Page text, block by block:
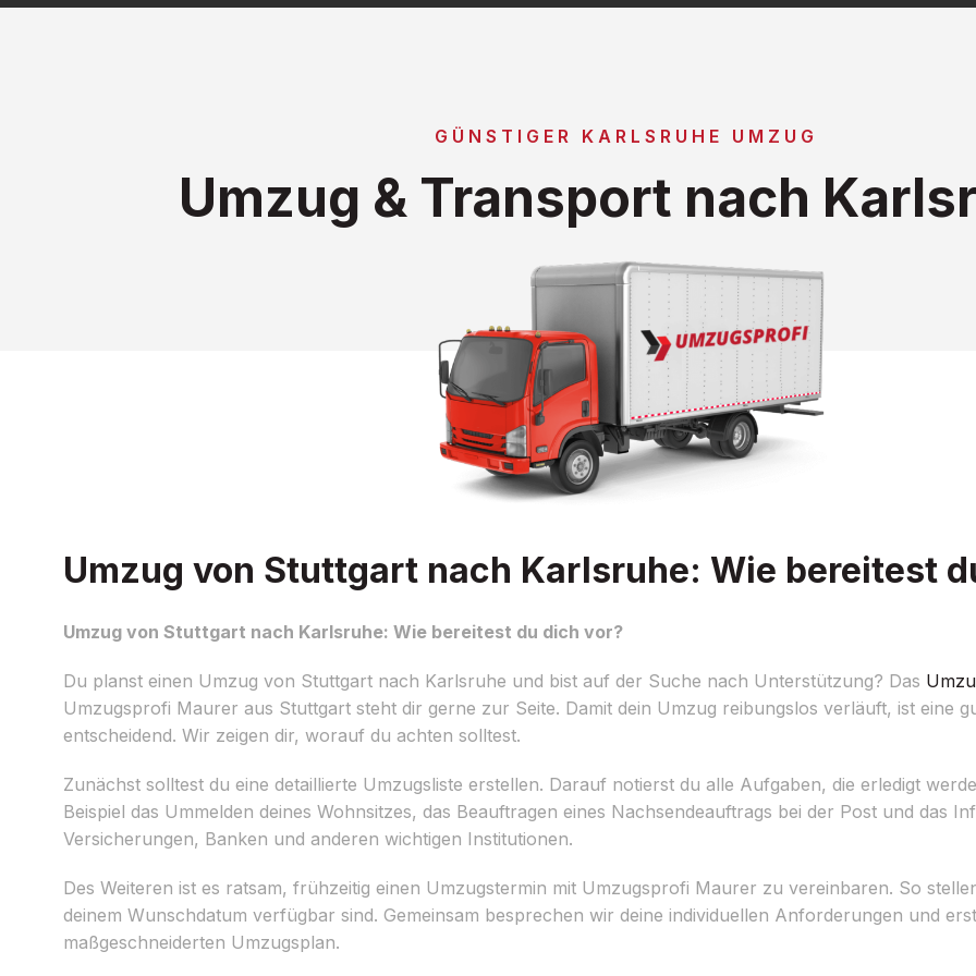
GÜNSTIGER KARLSRUHE UMZUG
Umzug & Transport nach
Umzug von Stuttgart nach Karlsruhe: Wie bereitest
Umzug von Stuttgart nach Karlsruhe: Wie bereitest du dich vor?
Du planst einen Umzug von Stuttgart nach Karlsruhe und bist auf der Suche nach Unterstützung? Das
Umzugsprofi Maurer aus Stuttgart steht dir gerne zur Seite. Damit dein Umzug reibungslos verläuft, ist eine
entscheidend. Wir zeigen dir, worauf du achten solltest.
Zunächst solltest du eine detaillierte Umzugsliste erstellen. Darauf notierst du alle Aufgaben, die erledigt
Beispiel das Ummelden deines Wohnsitzes, das Beauftragen eines Nachsendeauftrags bei der Post und das
Versicherungen, Banken und anderen wichtigen Institutionen.
Des Weiteren ist es ratsam, frühzeitig einen Umzugstermin mit Umzugsprofi Maurer zu vereinbaren. So
deinem Wunschdatum verfügbar sind. Gemeinsam besprechen wir deine individuellen Anforderungen und
maßgeschneiderten Umzugsplan.